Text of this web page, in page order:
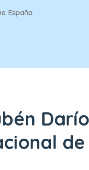
España